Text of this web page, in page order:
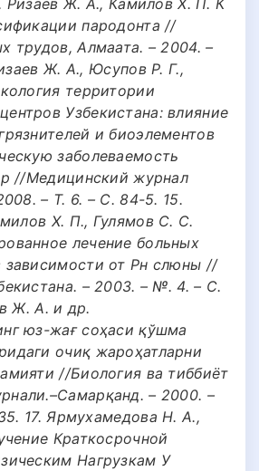
пародонта //
трудов, Алмаата. – 2004. –
Ж. А., Юсупов Р. Г.,
территории
Узбекистана: влияние
и биоэлементов
заболеваемость
//Медицинский журнал
– Т. 6. – С. 84-5. 15.
Х. П., Гулямов С. С.
лечение больных
зависимости от Рн слюны //
– 2003. – №. 4. – С.
Ж. А. и др.
юз-жағ соҳаси қўшма
очиқ жароҳатларни
//Биология ва тиббиёт
– 2000. –
17. Ярмухамедова Н. А.,
Краткосрочной
Нагрузкам У